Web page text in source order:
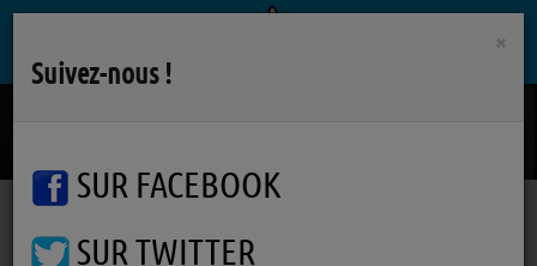
Podcasts Accords D'accordéons
×
Suivez-nous !
SUR FACEBOOK
SUR TWITTER